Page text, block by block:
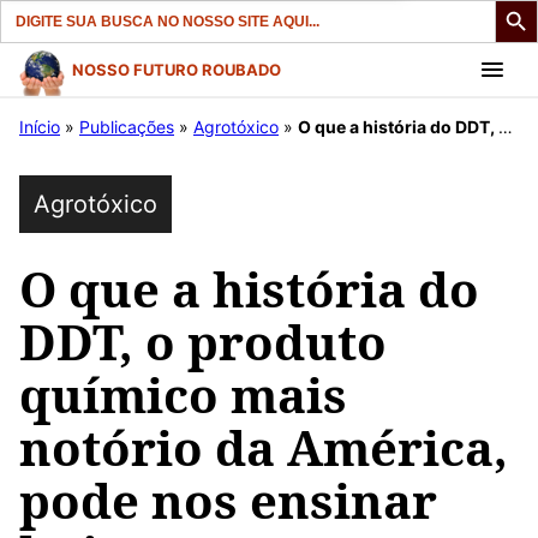
Search
for:
Pular
para
conteúdo
NOSSO FUTURO ROUBADO
Início » Publicações » Agrotóxico » O que a história do DDT, o produto químico mais notório da América, pode nos ensinar hoje
Agrotóxico
O que a história do
DDT, o produto
químico mais
notório da América,
pode nos ensinar